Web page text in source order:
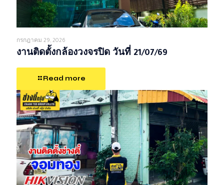
กรกฎาคม 29, 2026
งานติดตั้งกล้องวงจรปิด วันที่ 21/07/69
Read more